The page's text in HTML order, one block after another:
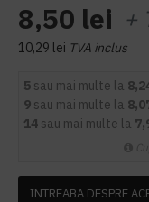
8,50 lei +
10,29 lei TVA inclus
5 sau mai multe la
9 sau mai multe la
14 sau mai multe la
INTREABA DESPRE